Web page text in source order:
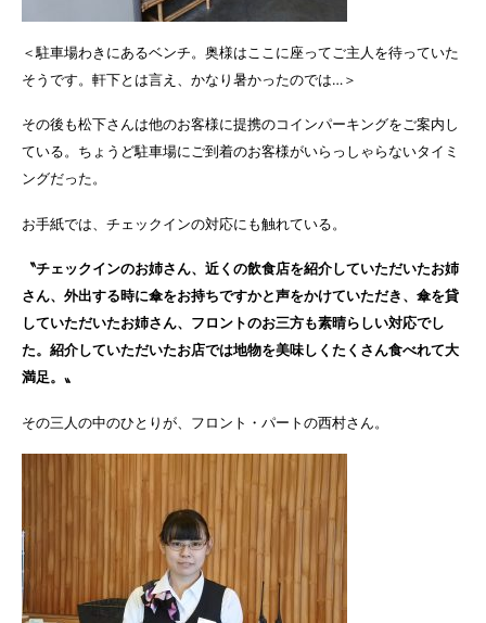
＜駐車場わきにあるベンチ。奥様はここに座ってご主人を待っていた
そうです。軒下とは言え、かなり暑かったのでは…＞
その後も松下さんは他のお客様に提携のコインパーキングをご案内し
ている。ちょうど駐車場にご到着のお客様がいらっしゃらないタイミ
ングだった。
お手紙では、チェックインの対応にも触れている。
〝チェックインのお姉さん、近くの飲食店を紹介していただいたお姉
さん、外出する時に傘をお持ちですかと声をかけていただき、傘を貸
していただいたお姉さん、フロントのお三方も素晴らしい対応でし
た。紹介していただいたお店では地物を美味しくたくさん食べれて大
満足。〟
その三人の中のひとりが、フロント・パートの西村さん。